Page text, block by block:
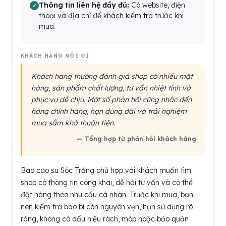
Thông tin liên hệ đầy đủ: Có website, điện
thoại và địa chỉ để khách kiểm tra trước khi
mua.
KHÁCH HÀNG NÓI GÌ
Khách hàng thường đánh giá shop có nhiều mặt
hàng, sản phẩm chất lượng, tư vấn nhiệt tình và
phục vụ dễ chịu. Một số phản hồi cũng nhắc đến
hàng chính hãng, hạn dùng dài và trải nghiệm
mua sắm khá thuận tiện.
— Tổng hợp từ phản hồi khách hàng
Bao cao su Sóc Trăng phù hợp với khách muốn tìm
shop có thông tin công khai, dễ hỏi tư vấn và có thể
đặt hàng theo nhu cầu cá nhân. Trước khi mua, bạn
nên kiểm tra bao bì còn nguyên vẹn, hạn sử dụng rõ
ràng, không có dấu hiệu rách, móp hoặc bảo quản